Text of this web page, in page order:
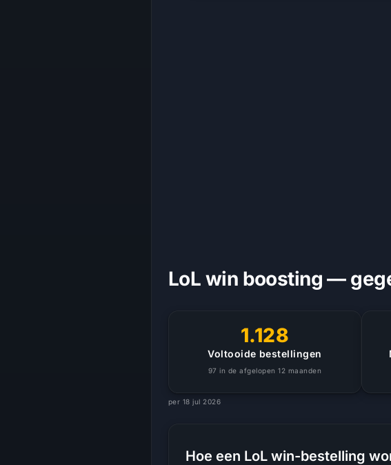
LoL win boosting —
1.128
Voltooide bestellingen
97 in de afgelopen 12 maanden
per 18 jul 2026
Hoe een LoL win-bestelling